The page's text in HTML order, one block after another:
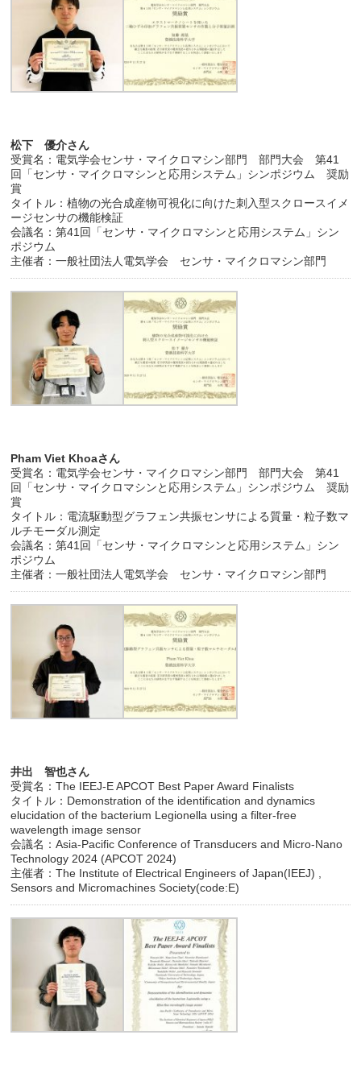
松下 優介さん
受賞名：電気学会センサ・マイクロマシン部門 部門大会 第41
回「センサ・マイクロマシンと応用システム」シンポジウム 奨励
賞
タイトル：植物の光合成産物可視化に向けた刺入型スクロースイメ
ージセンサの機能検証
会議名：第41回「センサ・マイクロマシンと応用システム」シン
ポジウム
主催者：一般社団法人電気学会 センサ・マイクロマシン部門
Pham Viet Khoaさん
受賞名：電気学会センサ・マイクロマシン部門 部門大会 第41
回「センサ・マイクロマシンと応用システム」シンポジウム 奨励
賞
タイトル：電流駆動型グラフェン共振センサによる質量・粒子数マ
ルチモーダル測定
会議名：第41回「センサ・マイクロマシンと応用システム」シン
ポジウム
主催者：一般社団法人電気学会 センサ・マイクロマシン部門
井出 智也さん
受賞名：The IEEJ-E APCOT Best Paper Award Finalists
タイトル：Demonstration of the identification and dynamics
elucidation of the bacterium Legionella using a filter-free
wavelength image sensor
会議名：Asia-Pacific Conference of Transducers and Micro-Nano
Technology 2024 (APCOT 2024)
主催者：The Institute of Electrical Engineers of Japan(IEEJ) ,
Sensors and Micromachines Society(code:E)